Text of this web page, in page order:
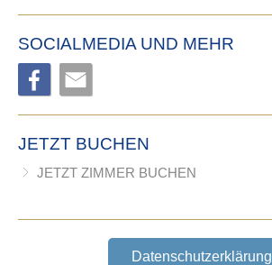
SOCIALMEDIA UND MEHR
JETZT BUCHEN
JETZT ZIMMER BUCHEN
Datenschutzerklärung